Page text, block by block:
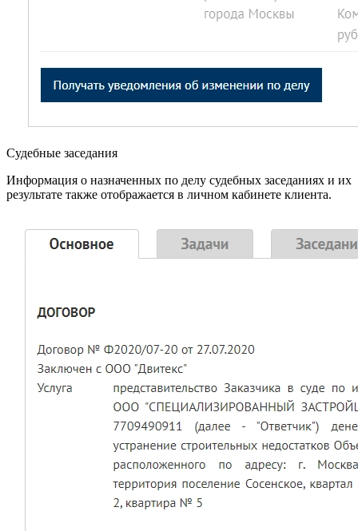
Судебные заседания
Информация о назначенных по делу судебных заседаниях и их
результате также отображается в личном кабинете клиента.